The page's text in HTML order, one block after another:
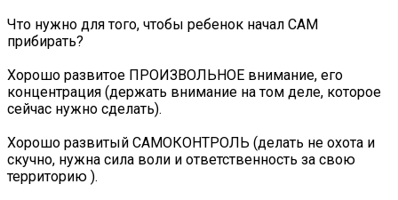
Что нужно для того, чтобы ребенок начал САМ
прибирать?
Хорошо развитое ПРОИЗВОЛЬНОЕ внимание, его
концентрация (держать внимание на том деле, которое
сейчас нужно сделать).
Хорошо развитый САМОКОНТРОЛЬ (делать не охота и
скучно, нужна сила воли и ответственность за свою
территорию ).